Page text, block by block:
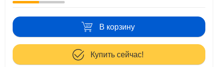
В корзину
Купить сейчас!